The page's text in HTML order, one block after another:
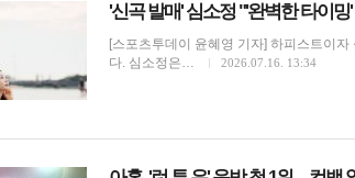
'신곡 발매' 심소정 "'완벽한 타이
[스포츠투데이 윤혜영 기자] 하피스트이
다. 심소정은…
2026.07.16. 13:34